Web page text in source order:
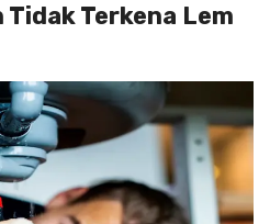
Tidak Terkena Lem